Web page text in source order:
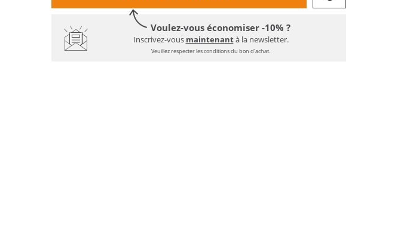
Voulez-vous économiser -10% ?
Inscrivez-vous maintenantà la newsletter.
Veuillez respecter les conditions du bon d'achat.